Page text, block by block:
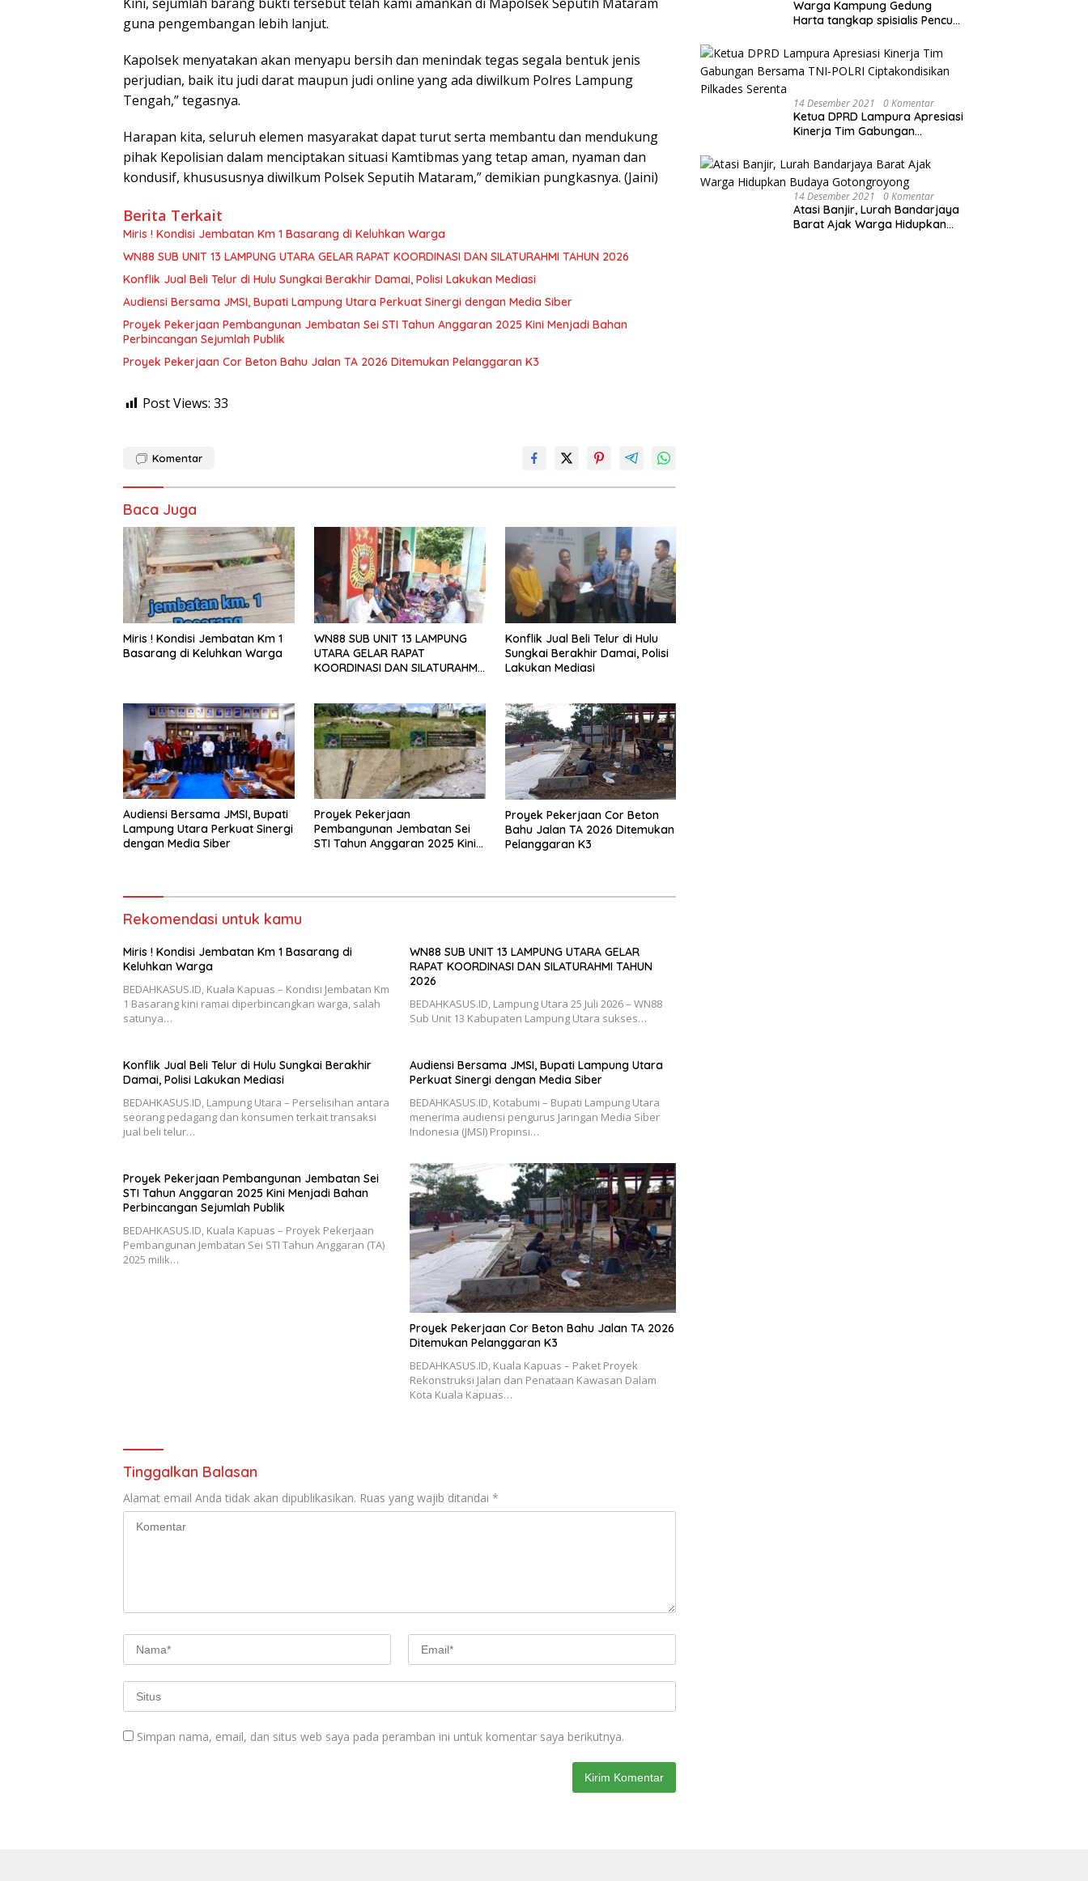
guna pengembangan lebih lanjut.
Kapolsek menyatakan akan menyapu bersih dan menindak tegas segala bentuk jenis
perjudian, baik itu judi darat maupun judi online yang ada diwilkum Polres Lampung
Tengah,” tegasnya.
Harapan kita, seluruh elemen masyarakat dapat turut serta membantu dan mendukung
pihak Kepolisian dalam menciptakan situasi Kamtibmas yang tetap aman, nyaman dan
kondusif, khusususnya diwilkum Polsek Seputih Mataram,” demikian pungkasnya. (Jaini)
Berita Terkait
Miris ! Kondisi Jembatan Km 1 Basarang di Keluhkan Warga
WN88 SUB UNIT 13 LAMPUNG UTARA GELAR RAPAT KOORDINASI DAN SILATURAHMI TAHUN 2026
Konflik Jual Beli Telur di Hulu Sungkai Berakhir Damai, Polisi Lakukan Mediasi
Audiensi Bersama JMSI, Bupati Lampung Utara Perkuat Sinergi dengan Media Siber
Proyek Pekerjaan Pembangunan Jembatan Sei STI Tahun Anggaran 2025 Kini Menjadi Bahan
Perbincangan Sejumlah Publik
Proyek Pekerjaan Cor Beton Bahu Jalan TA 2026 Ditemukan Pelanggaran K3
Post Views: 33
Komentar
Baca Juga
Miris ! Kondisi Jembatan Km 1
Basarang di Keluhkan Warga
WN88 SUB UNIT 13 LAMPUNG
UTARA GELAR RAPAT
KOORDINASI DAN SILATURAHMI
Konflik Jual Beli Telur di Hulu
Sungkai Berakhir Damai, Polisi
Lakukan Mediasi
Audiensi Bersama JMSI, Bupati
Lampung Utara Perkuat Sinergi
dengan Media Siber
Proyek Pekerjaan
Pembangunan Jembatan Sei
STI Tahun Anggaran 2025 Kini
Proyek Pekerjaan Cor Beton
Bahu Jalan TA 2026 Ditemukan
Pelanggaran K3
Rekomendasi untuk kamu
Miris ! Kondisi Jembatan Km 1 Basarang di
Keluhkan Warga
BEDAHKASUS.ID, Kuala Kapuas – Kondisi Jembatan Km
1 Basarang kini ramai diperbincangkan warga, salah
satunya…
WN88 SUB UNIT 13 LAMPUNG UTARA GELAR
RAPAT KOORDINASI DAN SILATURAHMI TAHUN
2026
BEDAHKASUS.ID, Lampung Utara 25 Juli 2026 – WN88
Sub Unit 13 Kabupaten Lampung Utara sukses…
Konflik Jual Beli Telur di Hulu Sungkai Berakhir
Damai, Polisi Lakukan Mediasi
BEDAHKASUS.ID, Lampung Utara – Perselisihan antara
seorang pedagang dan konsumen terkait transaksi
jual beli telur…
Audiensi Bersama JMSI, Bupati Lampung Utara
Perkuat Sinergi dengan Media Siber
BEDAHKASUS.ID, Kotabumi – Bupati Lampung Utara
menerima audiensi pengurus Jaringan Media Siber
Indonesia (JMSI) Propinsi…
Proyek Pekerjaan Pembangunan Jembatan Sei
STI Tahun Anggaran 2025 Kini Menjadi Bahan
Perbincangan Sejumlah Publik
BEDAHKASUS.ID, Kuala Kapuas – Proyek Pekerjaan
Pembangunan Jembatan Sei STI Tahun Anggaran (TA)
2025 milik…
Proyek Pekerjaan Cor Beton Bahu Jalan TA 2026
Ditemukan Pelanggaran K3
BEDAHKASUS.ID, Kuala Kapuas – Paket Proyek
Rekonstruksi Jalan dan Penataan Kawasan Dalam
Kota Kuala Kapuas…
Tinggalkan Balasan
Alamat email Anda tidak akan dipublikasikan. Ruas yang wajib ditandai *
Simpan nama, email, dan situs web saya pada peramban ini untuk komentar saya berikutnya.
Warga Kampung Gedung
Harta tangkap spisialis Pencuri
Sepeda Motor
14 Desember 2021 0 Komentar
Ketua DPRD Lampura Apresiasi
Kinerja Tim Gabungan
Ciptakondisikan Pilkades
Serenta
14 Desember 2021 0 Komentar
Atasi Banjir, Lurah Bandarjaya
Barat Ajak Warga Hidupkan